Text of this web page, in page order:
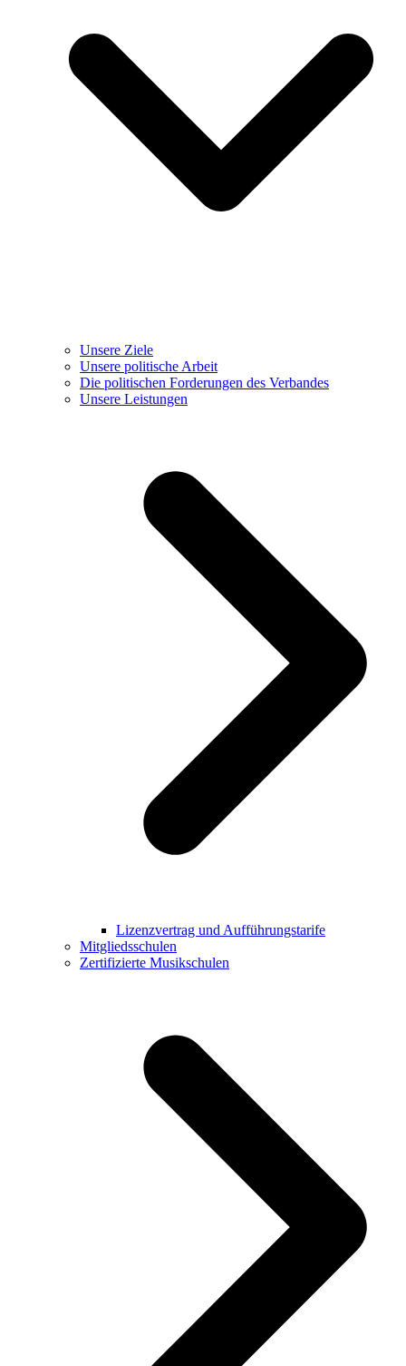
Unsere Ziele
Unsere politische Arbeit
Die politischen Forderungen des Verbandes
Unsere Leistungen
Lizenzvertrag und Aufführungstarife
Mitgliedsschulen
Zertifizierte Musikschulen